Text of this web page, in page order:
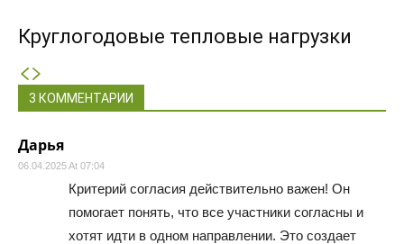
Круглогодовые тепловые нагрузки
3 КОММЕНТАРИИ
Дарья
06.04.2025 At 07:04
Критерий согласия действительно важен! Он
помогает понять, что все участники согласны и
хотят идти в одном направлении. Это создает